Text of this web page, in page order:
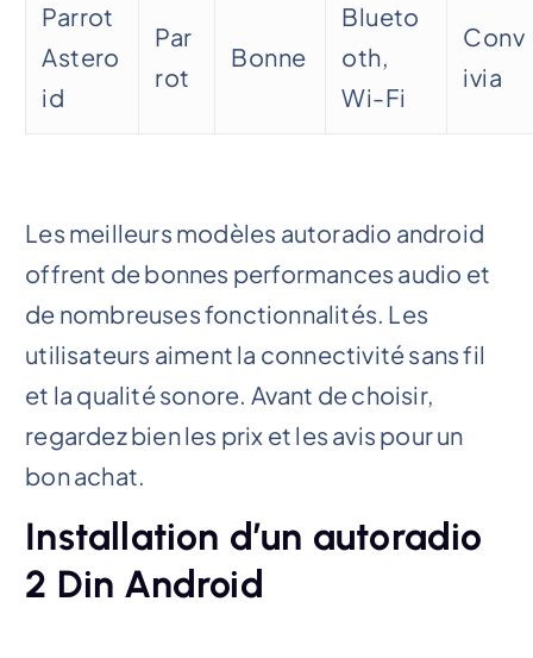
Parrot
Astero
id
Par
rot
Bonne
Blueto
oth,
Wi-Fi
Conv
ivia
Les meilleurs modèles autoradio android
offrent de bonnes performances audio et
de nombreuses fonctionnalités. Les
utilisateurs aiment la connectivité sans fil
et la qualité sonore. Avant de choisir,
regardez bien les prix et les avis pour un
bon achat.
Installation d’un autoradio
2 Din Android